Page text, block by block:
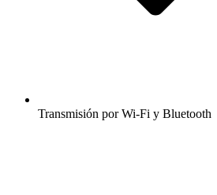
Transmisión por Wi-Fi y Bluetooth